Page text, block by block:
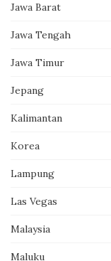
Jawa Barat
Jawa Tengah
Jawa Timur
Jepang
Kalimantan
Korea
Lampung
Las Vegas
Malaysia
Maluku